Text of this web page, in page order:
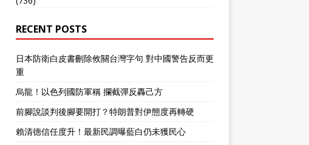
RECENT POSTS
日本防衛白皮書刪除攸關台灣字句 對中國警告反而更
重
烏龍！以色列國防軍稱 攔截彈反轟己方
前腳說談判後腳要開打？特朗普對伊態度再轉硬
賴清德信任度升！最新民調曝藍白仍未獲民心